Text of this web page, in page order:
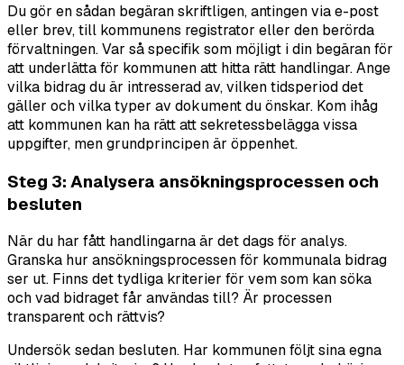
Du gör en sådan begäran skriftligen, antingen via e-post
eller brev, till kommunens registrator eller den berörda
förvaltningen. Var så specifik som möjligt i din begäran för
att underlätta för kommunen att hitta rätt handlingar. Ange
vilka bidrag du är intresserad av, vilken tidsperiod det
gäller och vilka typer av dokument du önskar. Kom ihåg
att kommunen kan ha rätt att sekretessbelägga vissa
uppgifter, men grundprincipen är öppenhet.
Steg 3: Analysera ansökningsprocessen och
besluten
När du har fått handlingarna är det dags för analys.
Granska hur ansökningsprocessen för kommunala bidrag
ser ut. Finns det tydliga kriterier för vem som kan söka
och vad bidraget får användas till? Är processen
transparent och rättvis?
Undersök sedan besluten. Har kommunen följt sina egna